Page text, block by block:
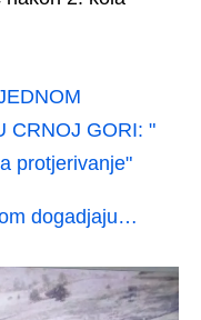
CRNOJ GORI: "
protjerivanje"
dogadjaju…